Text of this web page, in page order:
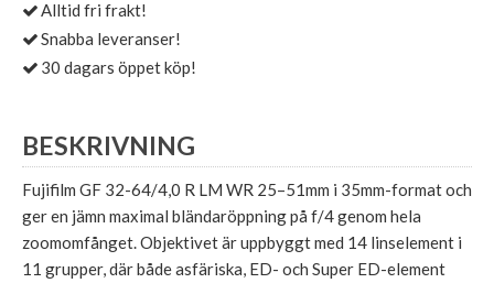
Alltid fri frakt!
Snabba leveranser!
30 dagars öppet köp!
BESKRIVNING
Fujifilm GF 32-64/4,0 R LM WR 25–51mm i 35mm-format och
ger en jämn maximal bländaröppning på f/4 genom hela
zoomomfånget. Objektivet är uppbyggt med 14 linselement i
11 grupper, där både asfäriska, ED- och Super ED-element